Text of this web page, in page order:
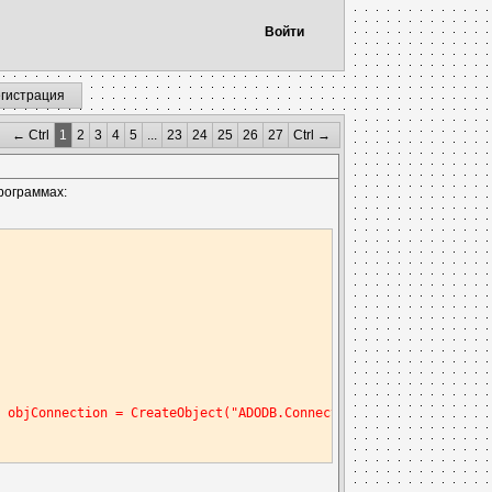
Войти
← Ctrl 1 2 3 4 5 ... 23 24 25 26 27 Ctrl →
objConnection =